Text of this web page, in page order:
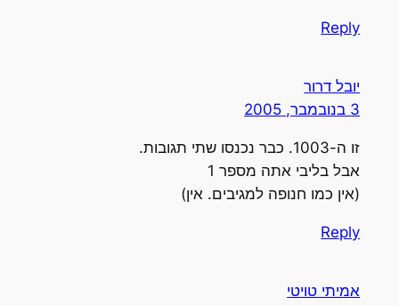
Reply
יובל דרור
3 בנובמבר, 2005
זו ה-1003. כבר נכנסו שתי תגובות.
אבל בליבי אתה מספר 1
(אין כמו חנופה למגיבים. אין)
Reply
אמיתי טויטי